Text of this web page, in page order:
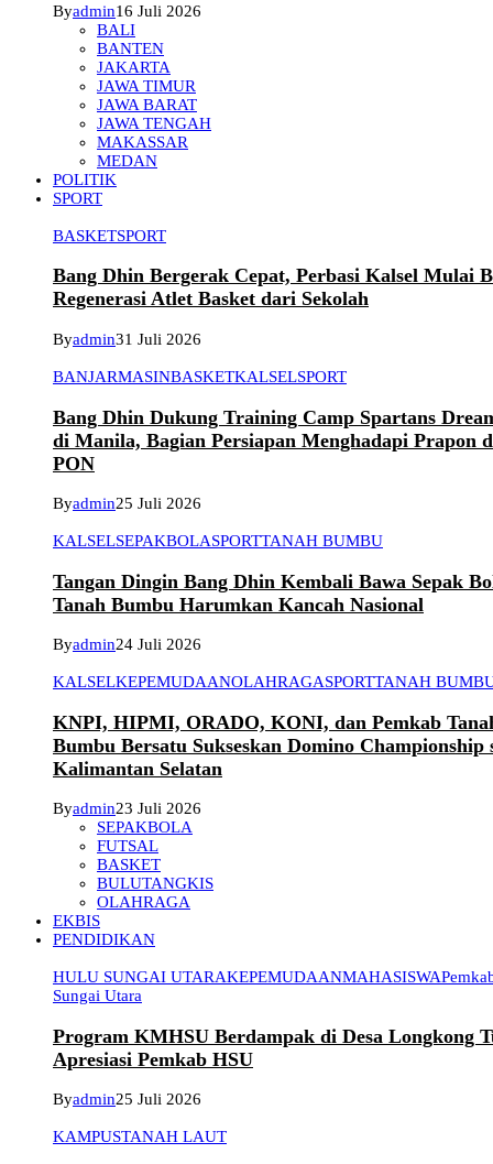
Byadmin16 Juli 2026
BALI
BANTEN
JAKARTA
JAWA TIMUR
JAWA BARAT
JAWA TENGAH
MAKASSAR
MEDAN
POLITIK
SPORT
BASKETSPORT
Bang Dhin Bergerak Cepat, Perbasi Kalsel Mulai
Regenerasi Atlet Basket dari Sekolah
Byadmin31 Juli 2026
BANJARMASINBASKETKALSELSPORT
Bang Dhin Dukung Training Camp Spartans
di Manila, Bagian Persiapan Menghadapi Prapon
PON
Byadmin25 Juli 2026
KALSELSEPAKBOLASPORTTANAH BUMBU
Tangan Dingin Bang Dhin Kembali Bawa Sepak
Tanah Bumbu Harumkan Kancah Nasional
Byadmin24 Juli 2026
KALSELKEPEMUDAANOLAHRAGASPORTTANAH
KNPI, HIPMI, ORADO, KONI, dan Pemkab
Bumbu Bersatu Sukseskan Domino Championship
Kalimantan Selatan
Byadmin23 Juli 2026
SEPAKBOLA
FUTSAL
BASKET
BULUTANGKIS
OLAHRAGA
EKBIS
PENDIDIKAN
HULU SUNGAI UTARAKEPEMUDAANMAHASISWA
Sungai Utara
Program KMHSU Berdampak di Desa Longkong
Apresiasi Pemkab HSU
Byadmin25 Juli 2026
KAMPUSTANAH LAUT